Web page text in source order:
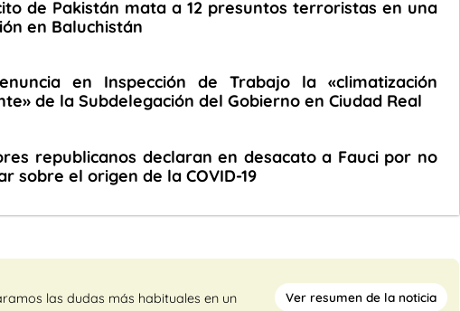
de Pakistán mata a 12 presuntos terroristas en una
en Baluchistán
en Inspección de Trabajo la «climatización
de la Subdelegación del Gobierno en Ciudad Real
republicanos declaran en desacato a Fauci por no
sobre el origen de la COVID-19
las dudas más habituales en un
Ver resumen de la noticia